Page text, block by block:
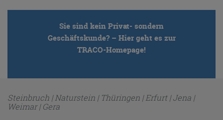
RATGEBER
SERVICE
ANFRAGE
Sie sind kein Privat- sondern
Geschäftskunde? – Hier geht es zur
TRACO-Homepage!
Steinbruch | Naturstein | Thüringen | Erfurt | Jena |
Weimar | Gera